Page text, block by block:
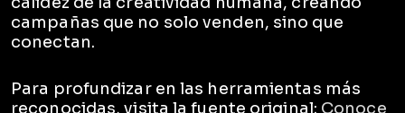
campañas que no solo venden, sino que
conectan.
Para profundizar en las herramientas más
reconocidas, visita la fuente original: Conoce